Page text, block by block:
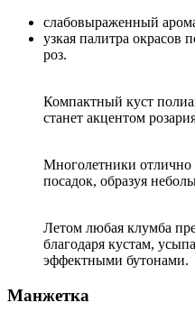
слабовыраженный
узкая палитра окрасов
роз.
Компактный куст
станет акцентом
Многолетники отлично
посадок, образуя
Летом любая клумба
благодаря кустам,
эффектными бутонами.
Манжетка